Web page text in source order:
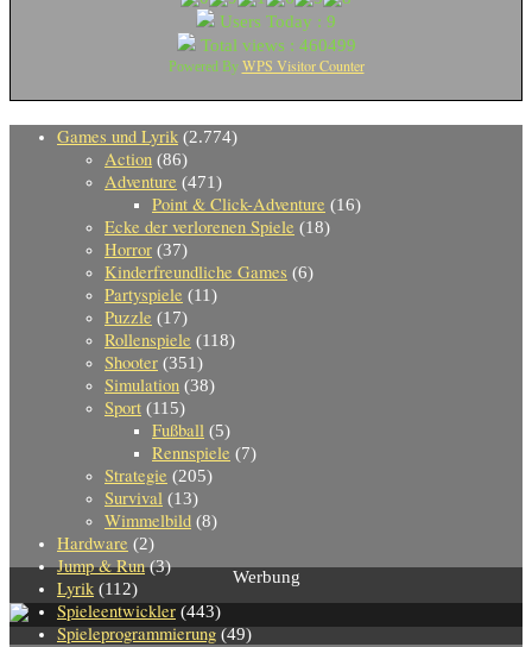
Users Today : 9
Total views : 460499
Powered By WPS Visitor Counter
Games und Lyrik (2.774)
Action (86)
Adventure (471)
Point & Click-Adventure (16)
Ecke der verlorenen Spiele (18)
Horror (37)
Kinderfreundliche Games (6)
Partyspiele (11)
Puzzle (17)
Rollenspiele (118)
Shooter (351)
Simulation (38)
Sport (115)
Fußball (5)
Rennspiele (7)
Strategie (205)
Survival (13)
Wimmelbild (8)
Hardware (2)
Jump & Run(3)
Lyrik (112)
Spieleentwickler (443)
Spieleprogrammierung (49)
Werbung